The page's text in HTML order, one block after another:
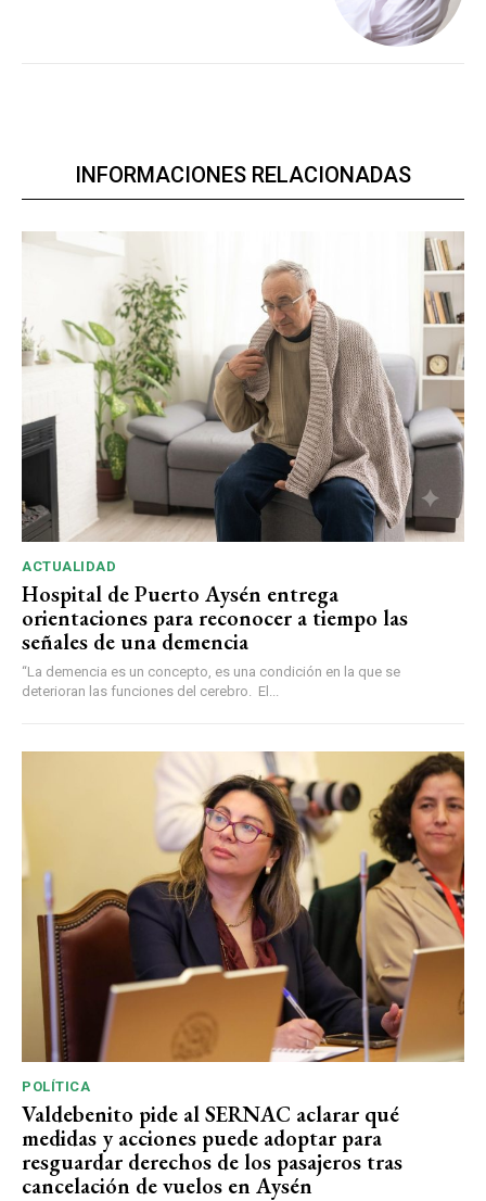
INFORMACIONES RELACIONADAS
ACTUALIDAD
Hospital de Puerto Aysén entrega
orientaciones para reconocer a tiempo las
señales de una demencia
“La demencia es un concepto, es una condición en la que se
deterioran las funciones del cerebro. El...
POLÍTICA
Valdebenito pide al SERNAC aclarar qué
medidas y acciones puede adoptar para
resguardar derechos de los pasajeros tras
cancelación de vuelos en Aysén